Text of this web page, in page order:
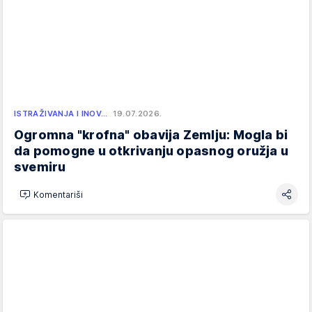
ISTRAŽIVANJA I INOV… 19.07.2026.
Ogromna "krofna" obavija Zemlju: Mogla bi
da pomogne u otkrivanju opasnog oružja u
svemiru
Komentariši